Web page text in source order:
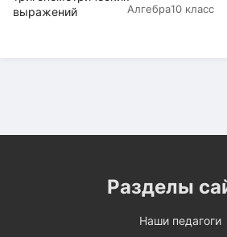
Алгебра10 класс
Разделы
Наши педагоги